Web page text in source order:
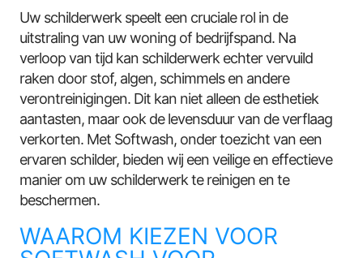
Uw schilderwerk speelt een cruciale rol in de
uitstraling van uw woning of bedrijfspand. Na
verloop van tijd kan schilderwerk echter vervuild
raken door stof, algen, schimmels en andere
verontreinigingen. Dit kan niet alleen de esthetiek
aantasten, maar ook de levensduur van de verflaag
verkorten. Met Softwash, onder toezicht van een
ervaren schilder, bieden wij een veilige en effectieve
manier om uw schilderwerk te reinigen en te
beschermen.
WAAROM KIEZEN VOOR